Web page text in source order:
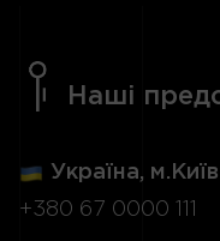
Наші
Україна, м.Київ
+380 67 0000 111